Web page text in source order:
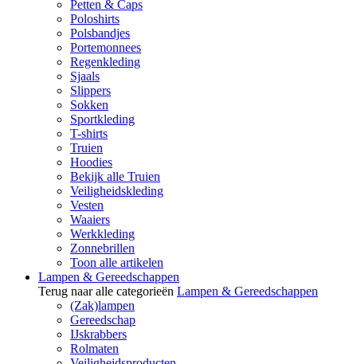
Petten & Caps
Poloshirts
Polsbandjes
Portemonnees
Regenkleding
Sjaals
Slippers
Sokken
Sportkleding
T-shirts
Truien
Hoodies
Bekijk alle Truien
Veiligheidskleding
Vesten
Waaiers
Werkkleding
Zonnebrillen
Toon alle artikelen
Lampen & Gereedschappen
Terug naar alle categorieën Lampen & Gereedschappen
(Zak)lampen
Gereedschap
IJskrabbers
Rolmaten